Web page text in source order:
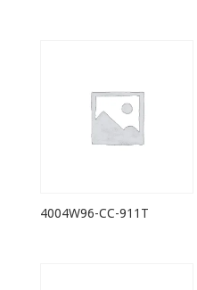
4004W96-CC-911T